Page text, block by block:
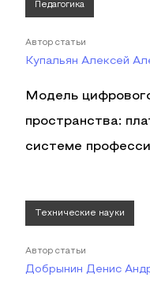
Педагогика
Автор статьи
Купальян Алексей
Модель
пространства:
системе
Технические науки
Автор статьи
Добрынин Денис